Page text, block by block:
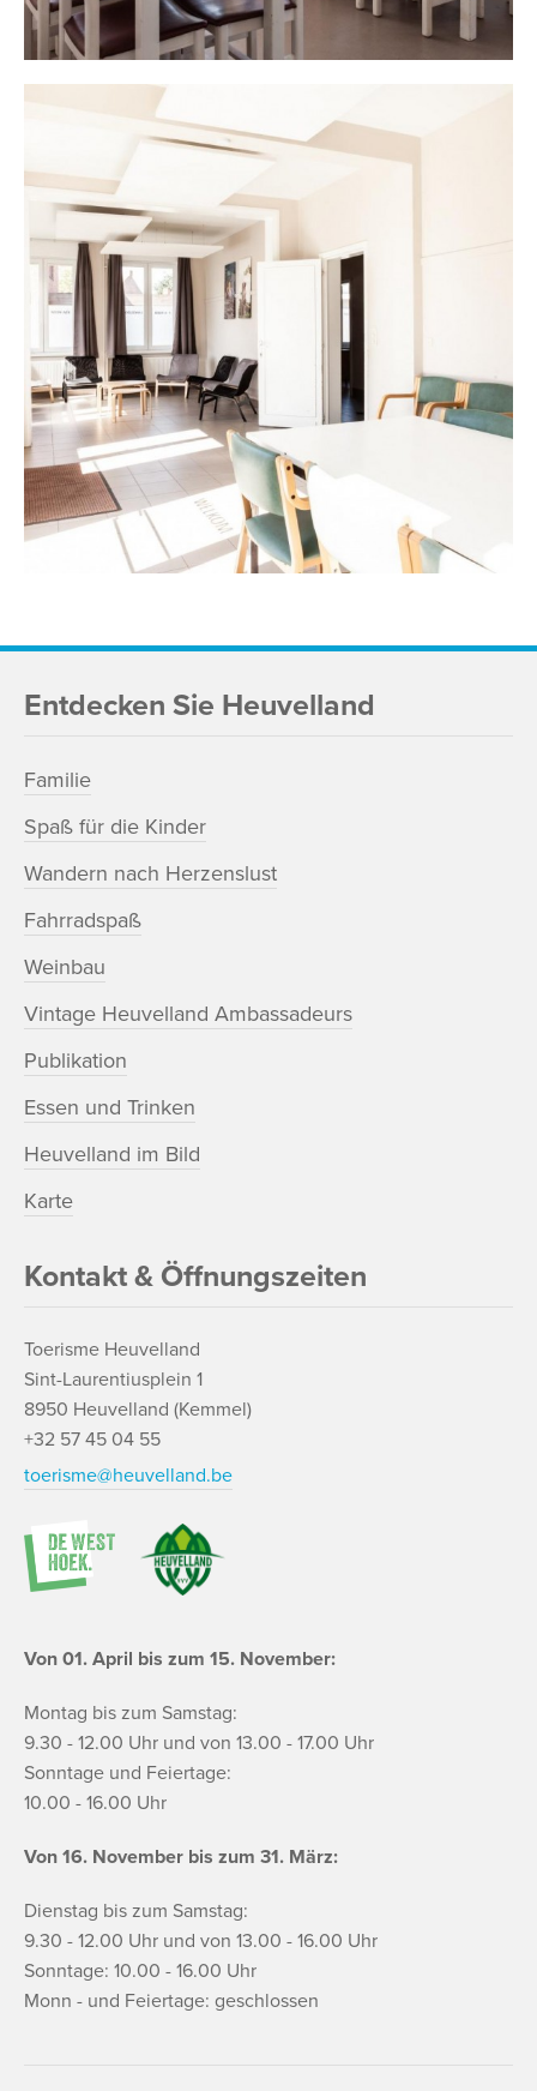
Entdecken Sie Heuvelland
Familie
Spaß für die Kinder
Wandern nach Herzenslust
Fahrradspaß
Weinbau
Vintage Heuvelland Ambassadeurs
Publikation
Essen und Trinken
Heuvelland im Bild
Karte
Kontakt & Öffnungszeiten
Toerisme Heuvelland
Sint-Laurentiusplein 1
8950 Heuvelland (Kemmel)
+32 57 45 04 55
toerisme@heuvelland.be
Von 01. April bis zum 15. November:
Montag bis zum Samstag:
9.30 - 12.00 Uhr und von 13.00 - 17.00 Uhr
Sonntage und Feiertage:
10.00 - 16.00 Uhr
Von 16. November bis zum 31. März:
Dienstag bis zum Samstag:
9.30 - 12.00 Uhr und von 13.00 - 16.00 Uhr
Sonntage: 10.00 - 16.00 Uhr
Monn - und Feiertage: geschlossen